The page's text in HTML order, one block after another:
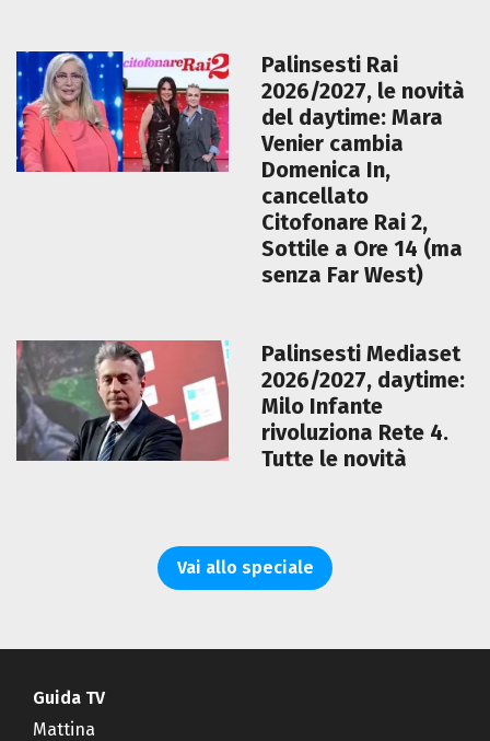
Palinsesti Rai
2026/2027, le novità
del daytime: Mara
Venier cambia
Domenica In,
cancellato
Citofonare Rai 2,
Sottile a Ore 14 (ma
senza Far West)
Palinsesti Mediaset
2026/2027, daytime:
Milo Infante
rivoluziona Rete 4.
Tutte le novità
Vai allo speciale
Guida TV
Mattina